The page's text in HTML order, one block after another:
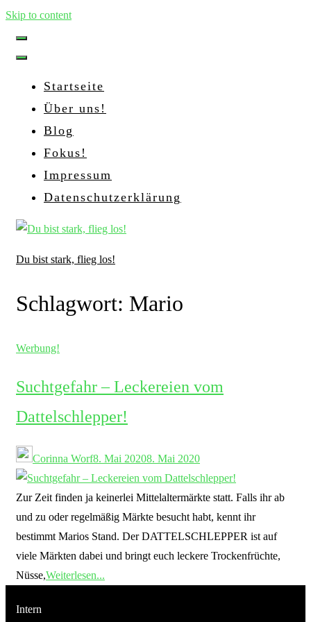
Skip to content
Startseite
Über uns!
Blog
Fokus!
Impressum
Datenschutzerklärung
Du bist stark, flieg los!
Schlagwort: Mario
Werbung!
Suchtgefahr – Leckereien vom
Dattelschlepper!
Corinna Worf8. Mai 20208. Mai 2020
Zur Zeit finden ja keinerlei Mittelaltermärkte statt. Falls ihr ab
und zu oder regelmäßig Märkte besucht habt, kennt ihr
bestimmt Marios Stand. Der DATTELSCHLEPPER ist auf
viele Märkten dabei und bringt euch leckere Trockenfrüchte,
Nüsse,Weiterlesen...
Intern